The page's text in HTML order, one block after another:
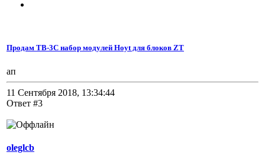
Продам TB-3C набор модулей Hoyt для блоков ZT
ап
11 Сентября 2018, 13:34:44
Ответ #3
oleglcb